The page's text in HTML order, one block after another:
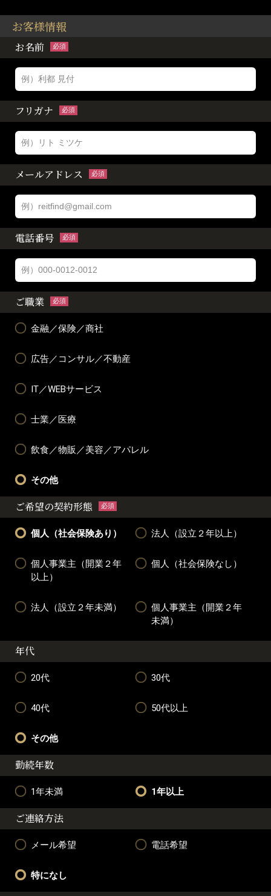
お客様情報
お名前 必須
フリガナ 必須
メールアドレス 必須
電話番号 必須
ご職業 必須
金融／保険／商社
広告／コンサル／不動産
IT／WEBサービス
士業／医療
飲食／物販／美容／アパレル
その他
ご希望の契約形態 必須
個人（社会保険あり） 法人（設立２年以上）
個人事業主（開業２年
以上）
個人（社会保険なし）
法人（設立２年未満）
個人事業主（開業２年
未満）
年代
20代 30代
40代 50代以上
その他
勤続年数
1年未満 1年以上
ご連絡方法
メール希望 電話希望
特になし